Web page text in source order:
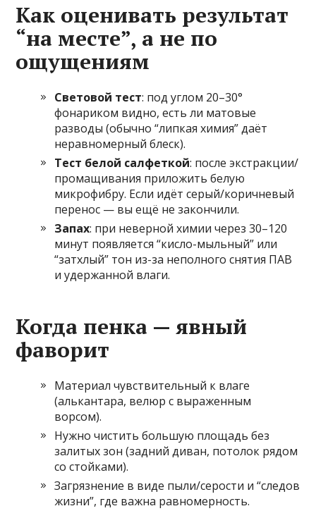
Как оценивать результат
“на месте”, а не по
ощущениям
Световой тест: под углом 20–30°
фонариком видно, есть ли матовые
разводы (обычно “липкая химия” даёт
неравномерный блеск).
Тест белой салфеткой: после экстракции/
промащивания приложить белую
микрофибру. Если идёт серый/коричневый
перенос — вы ещё не закончили.
Запах: при неверной химии через 30–120
минут появляется “кисло-мыльный” или
“затхлый” тон из-за неполного снятия ПАВ
и удержанной влаги.
Когда пенка — явный
фаворит
Материал чувствительный к влаге
(алькантара, велюр с выраженным
ворсом).
Нужно чистить большую площадь без
залитых зон (задний диван, потолок рядом
со стойками).
Загрязнение в виде пыли/серости и “следов
жизни”, где важна равномерность.